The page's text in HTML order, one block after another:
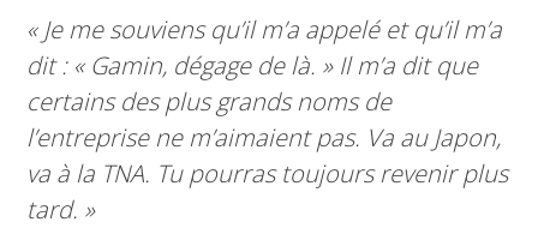
« Je me souviens qu’il m’a appelé et qu’il m’a
dit : « Gamin, dégage de là. » Il m’a dit que
certains des plus grands noms de
l’entreprise ne m’aimaient pas. Va au Japon,
va à la TNA. Tu pourras toujours revenir plus
tard. »